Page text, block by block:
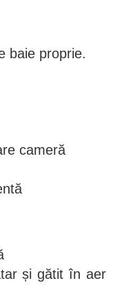
baie proprie.
cameră
și gătit în aer